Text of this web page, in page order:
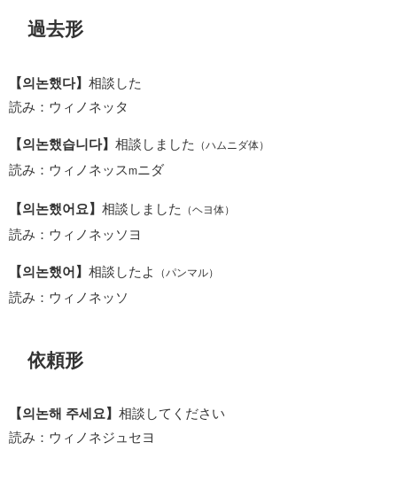
過去形
【의논했다】 相談した
読み：ウィノネッタ
【의논했습니다】 相談しました （ハムニダ体）
読み：ウィノネッス m ニダ
【의논했어요】 相談しました （ヘヨ体）
読み：ウィノネッソヨ
【의논했어】 相談したよ （パンマル）
読み：ウィノネッソ
依頼形
【의논해 주세요】 相談してください
読み：ウィノネジュセヨ